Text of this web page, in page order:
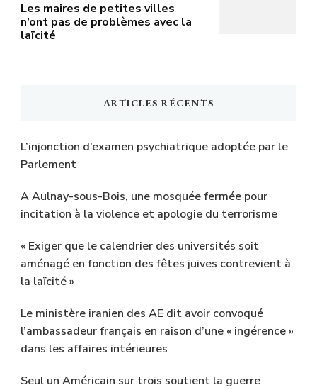
Les maires de petites villes
n’ont pas de problèmes avec la
laïcité
ARTICLES RÉCENTS
L’injonction d’examen psychiatrique adoptée par le
Parlement
A Aulnay-sous-Bois, une mosquée fermée pour
incitation à la violence et apologie du terrorisme
« Exiger que le calendrier des universités soit
aménagé en fonction des fêtes juives contrevient à
la laïcité »
Le ministère iranien des AE dit avoir convoqué
l’ambassadeur français en raison d’une « ingérence »
dans les affaires intérieures
Seul un Américain sur trois soutient la guerre